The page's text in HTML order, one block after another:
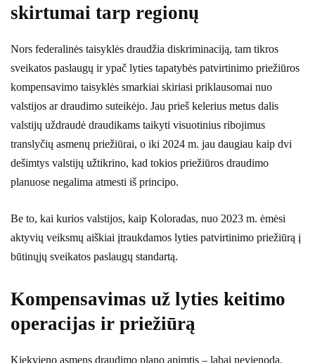
skirtumai tarp regionų
Nors federalinės taisyklės draudžia diskriminaciją, tam tikros
sveikatos paslaugų ir ypač lyties tapatybės patvirtinimo priežiūros
kompensavimo taisyklės smarkiai skiriasi priklausomai nuo
valstijos ar draudimo suteikėjo. Jau prieš kelerius metus dalis
valstijų uždraudė draudikams taikyti visuotinius ribojimus
translyčių asmenų priežiūrai, o iki 2024 m. jau daugiau kaip dvi
dešimtys valstijų užtikrino, kad tokios priežiūros draudimo
planuose negalima atmesti iš principo.
Be to, kai kurios valstijos, kaip Koloradas, nuo 2023 m. ėmėsi
aktyvių veiksmų aiškiai įtraukdamos lyties patvirtinimo priežiūrą į
būtinųjų sveikatos paslaugų standartą.
Kompensavimas už lyties keitimo
operacijas ir priežiūrą
Kiekvieno asmens draudimo plano apimtis – labai nevienoda.